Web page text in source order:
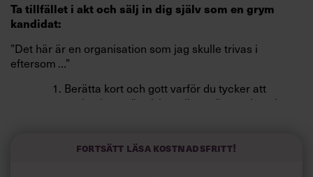
Ta tillfället i akt och sälj in dig själv som en grym
kandidat:
”Det här är en organisation som jag skulle trivas i
eftersom …”
1. Berätta kort och gott varför du tycker att
organisationen är så bra eller spännande och att
med lite subtilt smicker och det visar att du har
Fortsätt läsa kostnadsfritt!